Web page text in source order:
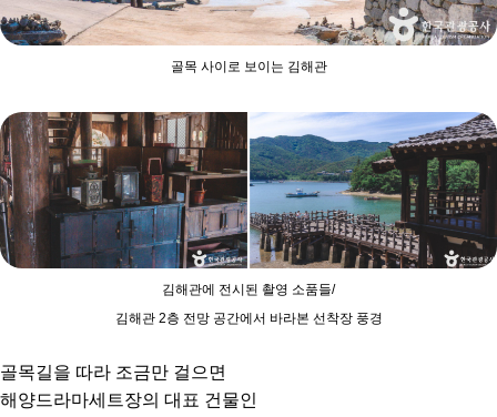
골목 사이로 보이는 김해관
김해관에 전시된 촬영 소품들/
김해관 2층 전망 공간에서 바라본 선착장 풍경
골목길을 따라 조금만 걸으면
해양드라마세트장의 대표 건물인